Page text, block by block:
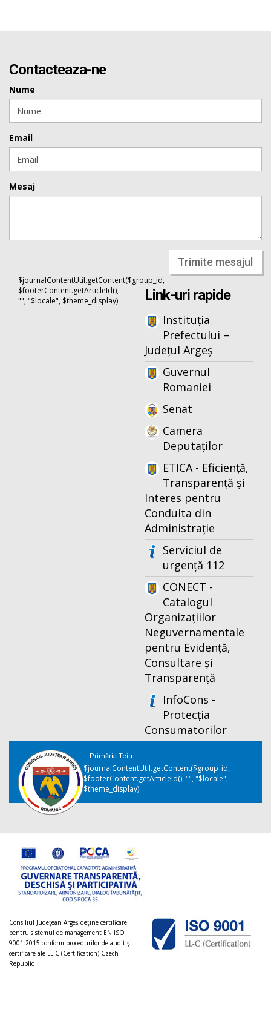
Contacteaza-ne
Nume
Email
Mesaj
Trimite mesajul
$journalContentUtil.getContent($group_id,
$footerContent.getArticleId(),
"", "$locale", $theme_display)
Link-uri rapide
Instituția
Prefectului –
Județul Argeș
Guvernul
Romaniei
Senat
Camera
Deputaților
ETICA - Eficiență,
Transparență și
Interes pentru
Conduita din
Administrație
Serviciul de
urgență 112
CONECT -
Catalogul
Organizațiilor
Neguvernamentale
pentru Evidență,
Consultare și
Transparență
InfoCons -
Protecția
Consumatorilor
Primăria Teiu
$journalContentUtil.getContent($group_id,
$footerContent.getArticleId(), "", "$locale",
$theme_display)
Consiliul Judeţean Argeș deţine certificare
pentru sistemul de management EN ISO
9001:2015 conform procedurilor de audit şi
certificare ale LL-C (Certification) Czech
Republic